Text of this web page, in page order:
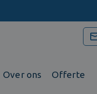
Over ons Offerte